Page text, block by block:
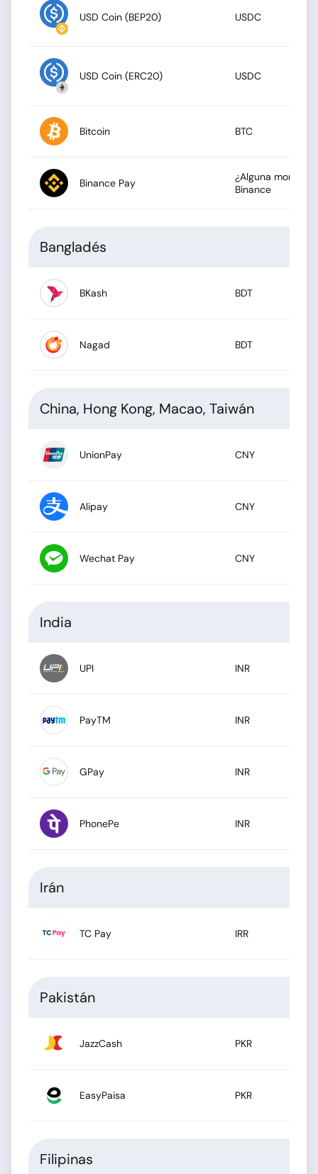
USD Coin (BEP20) USDC
USD Coin (ERC20) USDC
Bitcoin BTC
Binance Pay
¿Alguna moneda
Binance
Bangladés
BKash BDT
Nagad BDT
China, Hong Kong, Macao, Taiwán
UnionPay CNY
Alipay CNY
Wechat Pay CNY
India
UPI INR
PayTM INR
GPay INR
PhonePe INR
Irán
TC Pay IRR
Pakistán
JazzCash PKR
EasyPaisa PKR
Filipinas